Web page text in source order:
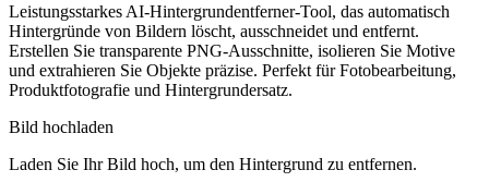
Leistungsstarkes AI-Hintergrundentferner-Tool, das automatisch
Hintergründe von Bildern löscht, ausschneidet und entfernt.
Erstellen Sie transparente PNG-Ausschnitte, isolieren Sie Motive
und extrahieren Sie Objekte präzise. Perfekt für Fotobearbeitung,
Produktfotografie und Hintergrundersatz.
Bild hochladen
Laden Sie Ihr Bild hoch, um den Hintergrund zu entfernen.